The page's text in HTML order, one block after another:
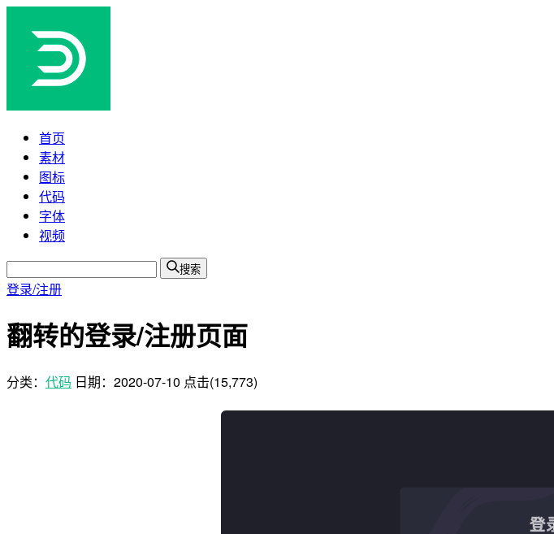
首页
素材
图标
代码
字体
视频
搜索
登录/注册
翻转的登录/注册页面
分类： 代码 日期： 2020-07-10 点击(15,773)